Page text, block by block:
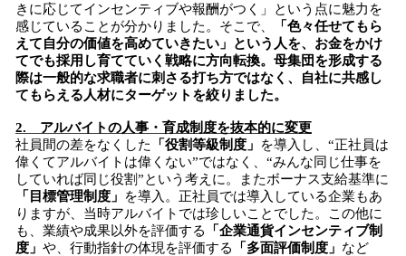
きに応じてインセンティブや報酬がつく」という点に魅力を
感じていることが分かりました。そこで、
「色々任せてもら
えて自分の価値を高めていきたい」という人を、お金をかけ
てでも採用し育てていく戦略に方向転換。母集団を形成する
際は一般的な求職者に刺さる打ち方ではなく、自社に共感し
てもらえる人材にターゲットを絞りました。
2. アルバイトの人事・育成制度を抜本的に変更
社員間の差をなくした
「役割等級制度」
を導入し、“正社員は
偉くてアルバイトは偉くない”ではなく、“みんな同じ仕事を
していれば同じ役割”という考えに。またボーナス支給基準に
「目標管理制度」
を導入。正社員では導入している企業もあ
りますが、当時アルバイトでは珍しいことでした。この他に
も、業績や成果以外を評価する
「企業通貨インセンティブ制
度」 や、行動指針の体現を評価する 「多面評価制度」 など